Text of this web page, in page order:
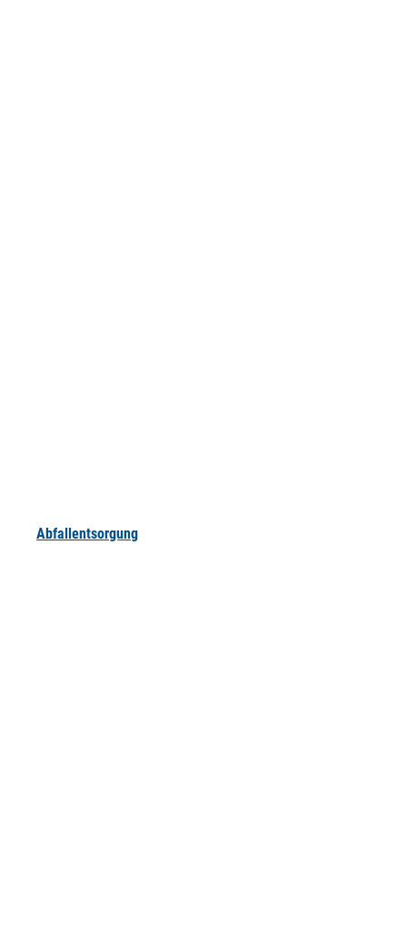
Abfallentsorgung